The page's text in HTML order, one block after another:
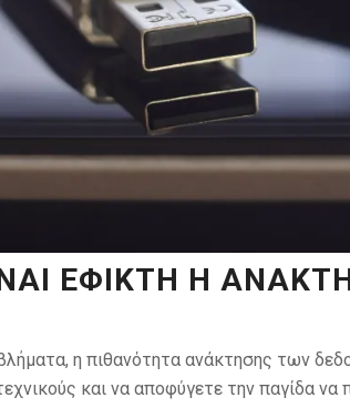
ΕΦΙΚΤΉ Η
η πιθανότητα ανάκτησης των
και να αποφύγετε την παγίδα